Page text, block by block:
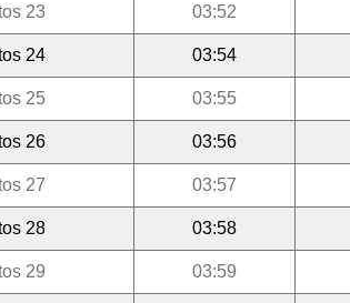
23 03:52
24 03:54
25 03:55
26 03:56
27 03:57
28 03:58
29 03:59